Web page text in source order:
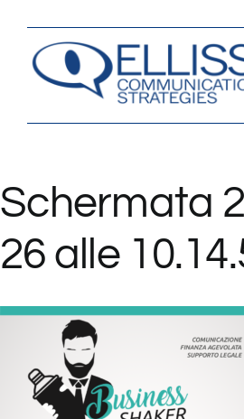
contenuto
Schermata
26 alle